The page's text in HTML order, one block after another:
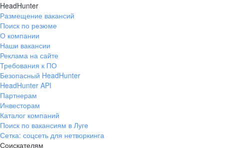
HeadHunter
Размещение вакансий
Поиск по резюме
О компании
Наши вакансии
Реклама на сайте
Требования к ПО
Безопасный HeadHunter
HeadHunter API
Партнерам
Инвесторам
Каталог компаний
Поиск по вакансиям в Луге
Сетка: соцсеть для нетворкинга
Соискателям